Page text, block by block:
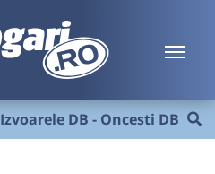
Izvoarele DB - Oncesti DB